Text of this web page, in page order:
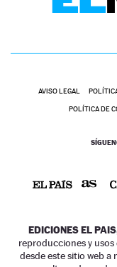
AVISO LEGAL
POLÍTICA DE
EDICIONES EL
reproducciones y usos
desde este sitio web